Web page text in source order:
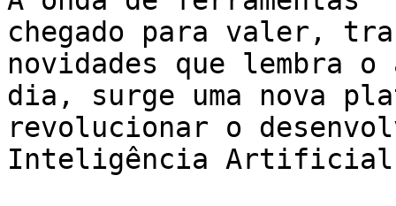
chegado para valer,
novidades que lembra o
dia, surge uma nova
revolucionar o
Inteligência